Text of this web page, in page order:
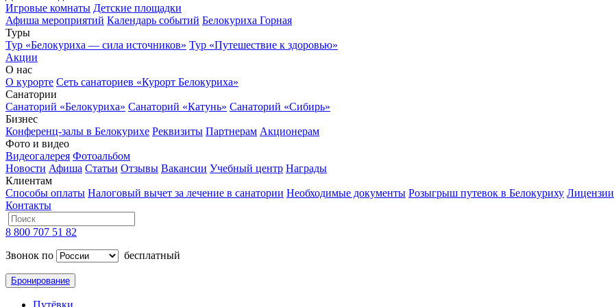
Игровые комнаты Детские площадки
Афиша мероприятий Календарь событий Белокуриха Горная
Туры
Тур «Белокуриха — сила источников» Тур «Путешествие к здоровью»
Акции
О нас
О курорте Сеть санаториев «Курорт Белокуриха»
Санатории
Санаторий «Белокуриха» Санаторий «Катунь» Санаторий «Сибирь»
Бизнес
Конференц-залы в Белокурихе Реквизиты Партнерам Акционерам
Фото и видео
Видеогалерея Фотоальбом
Новости Афиша Статьи Отзывы Вакансии Учебный центр Награды
Клиентам
Способы оплаты Налоговый вычет за лечение в санатории Необходимые документы Розыгрыш путевок в Белокуриху
Контакты
8 800 707 51 82
Звонок по
бесплатный
Бронирование
Путёвки